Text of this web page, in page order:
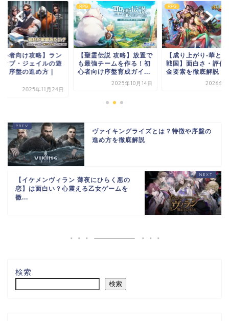
霊伝説 攻略】放置で
強チームを作る！初
向け序盤育成ガイ...
RPG
【成り上がり-華と武の
戦国】面白さ・評価・課
金要素を徹底解説
2026年1月5日
RPG
【初心者向け攻略】
ド・オブ・ジェイル
び方と序盤の進め方
ヴァイキングライズとは？特徴や序盤の
進め方を徹底解説
【イケメンヴィラン 薄夜にひらく悪の
恋】は面白い？心震える乙女ゲームを
徹...
検索
検索